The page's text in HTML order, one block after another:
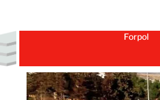
Forpol